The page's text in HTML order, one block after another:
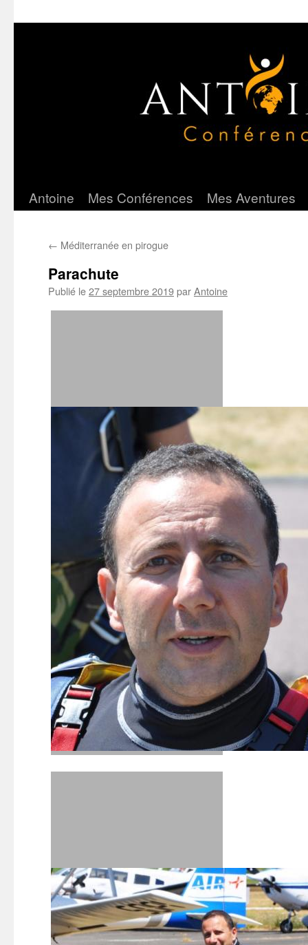
Aller
contenu
Antoine Mes Conférences Mes Aventures
← Méditerranée en pirogue
Parachute
Publié le27 septembre 2019parAntoine